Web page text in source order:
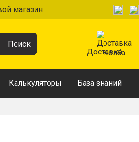
магазин
Доставка
Калькуляторы База знаний